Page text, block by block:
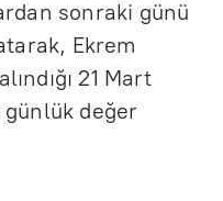
sonraki günü
Ekrem
21 Mart
değer